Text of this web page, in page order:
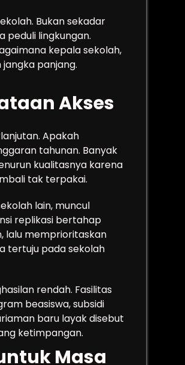
Bukan sekadar
peduli lingkungan.
kepala sekolah,
panjang.
Akses
Apakah
tahunan. Banyak
kualitasnya karena
tak terpakai.
lain, muncul
replikasi bertahap
lalu memprioritaskan
tertuju pada sekolah
rendah. Fasilitas
beasiswa, subsidi
baru layak disebut
ketimpangan.
Masa